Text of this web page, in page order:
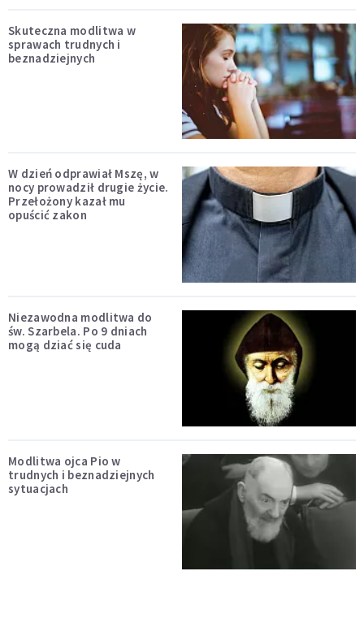
Skuteczna modlitwa w
sprawach trudnych i
beznadziejnych
W dzień odprawiał Mszę, w
nocy prowadził drugie życie.
Przełożony kazał mu
opuścić zakon
Niezawodna modlitwa do
św. Szarbela. Po 9 dniach
mogą dziać się cuda
Modlitwa ojca Pio w
trudnych i beznadziejnych
sytuacjach